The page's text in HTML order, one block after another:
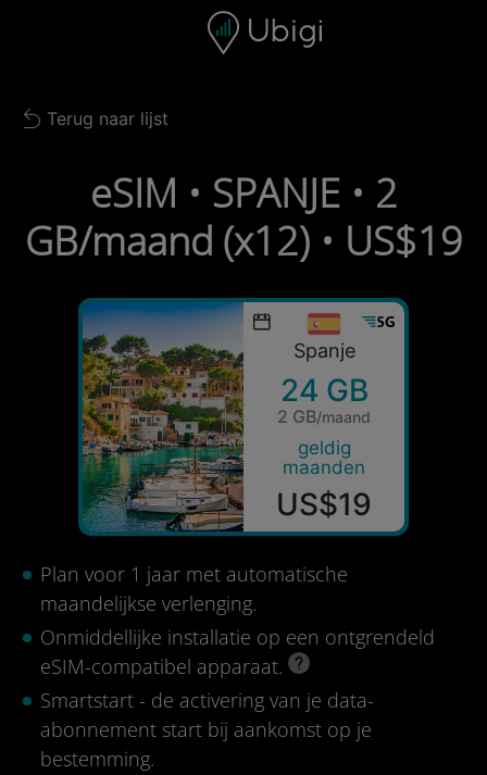
Navigatiebalk Voettekst
Back to list
Terug naar lijst
eSIM • SPANJE • 2
GB/maand (x12) • US$19
Spanje
24 GB
2 GB/maand
geldig
maanden
US$19
Plan voor 1 jaar met automatische
maandelijkse verlenging.
Onmiddellijke installatie op een ontgrendeld
eSIM-compatibel apparaat.
Smartstart - de activering van je data-
abonnement start bij aankomst op je
bestemming.